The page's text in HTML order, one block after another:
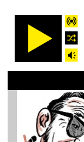
Aller
principal